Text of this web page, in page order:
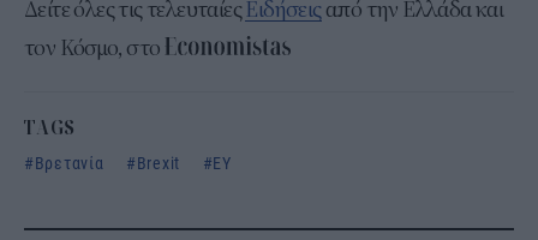
Δείτε όλες τις τελευταίεςΕιδήσειςαπό την Ελλάδα και
τον Κόσμο, στο
TAGS
Βρετανία
Brexit ΕΥ